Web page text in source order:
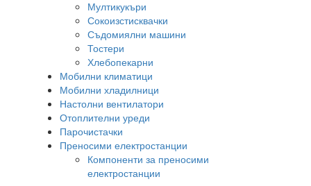
Мултикукъри
Сокоизстисквачки
Съдомиялни машини
Тостери
Хлебопекарни
Мобилни климатици
Мобилни хладилници
Настолни вентилатори
Отоплителни уреди
Парочистачки
Преносими електростанции
Компоненти за преносими
електростанции